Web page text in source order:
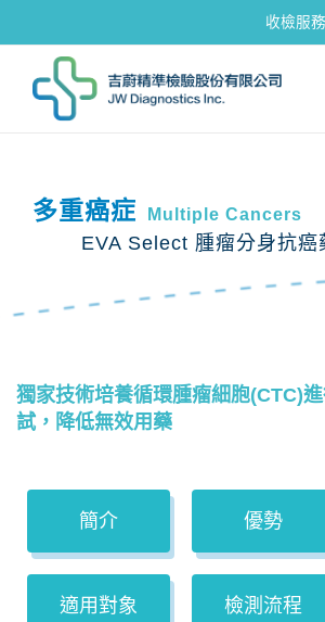
收檢服務
多重癌症 Multiple Cancers
EVA Select 腫瘤分身抗癌
獨家技術培養循環腫瘤細胞(CTC)
試，降低無效用藥
簡介 優勢
適用對象 檢測流程